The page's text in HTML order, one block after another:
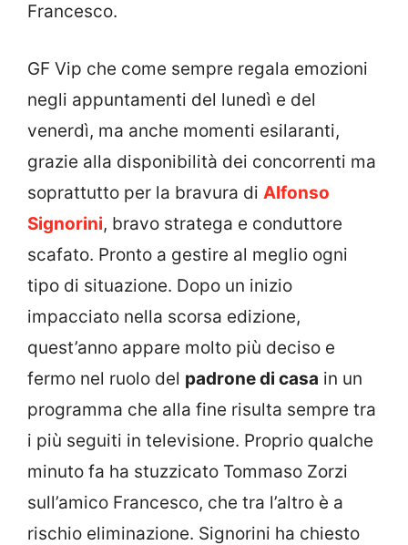
Francesco.
GF Vip che come sempre regala emozioni
negli appuntamenti del lunedì e del
venerdì, ma anche momenti esilaranti,
grazie alla disponibilità dei concorrenti ma
soprattutto per la bravura di Alfonso
Signorini, bravo stratega e conduttore
scafato. Pronto a gestire al meglio ogni
tipo di situazione. Dopo un inizio
impacciato nella scorsa edizione,
quest’anno appare molto più deciso e
fermo nel ruolo del padrone di casa in un
programma che alla fine risulta sempre tra
i più seguiti in televisione. Proprio qualche
minuto fa ha stuzzicato Tommaso Zorzi
sull’amico Francesco, che tra l’altro è a
rischio eliminazione. Signorini ha chiesto